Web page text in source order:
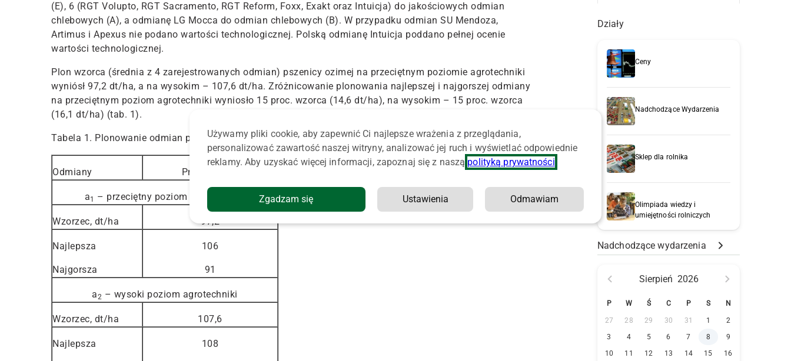
(E), 6 (RGT Volupto, RGT Sacramento, RGT Reform, Foxx, Exakt oraz Intuicja) do jakościowych odmian
chlebowych (A), a odmianę LG Mocca do odmian chlebowych (B). W przypadku odmian SU Mendoza,
Artimus i Apexus nie podano wartości technologicznej. Polską odmianę Intuicja poddano pełnej ocenie
wartości technologicznej.
Plon wzorca (średnia z 4 zarejestrowanych odmian) pszenicy ozimej na przeciętnym poziomie agrotechniki
wyniósł 97,2 dt/ha, a na wysokim – 107,6 dt/ha. Zróżnicowanie plonowania najlepszej i najgorszej odmiany
na przeciętnym poziom agrotechniki wyniosło 15 proc. wzorca (14,6 dt/ha), na wysokim – 15 proc. wzorca
(16,1 dt/ha) (tab. 1).
Tabela 1. Plonowanie odmian pszenicy ozimej w doświadczeniach rozpoznawczych w 2022 r.
Odmiany Proc. wzorca
a1 – przeciętny poziom agrotechniki
Wzorzec, dt/ha 97,2
Najlepsza
Najgorsza
106
91
a2 – wysoki poziom agrotechniki
Wzorzec, dt/ha 107,6
Najlepsza 108
Działy
Ceny
Nadchodzące Wydarzenia
Sklep dla rolnika
Olimpiada wiedzy i
umiejętności rolniczych
Nadchodzące wydarzenia
Sierpień 2026
P W Ś C P S N
27 28 29 30 31 1
2
3
4 5 6 7 8
9
10
11 12 13 14 15
16
Używamy pliki cookie, aby zapewnić Ci najlepsze wrażenia z przeglądania,
personalizować zawartość naszej witryny, analizować jej ruch i wyświetlać odpowiednie
reklamy. Aby uzyskać więcej informacji, zapoznaj się z naszą polityką prywatności
Zgadzam się Ustawienia Odmawiam